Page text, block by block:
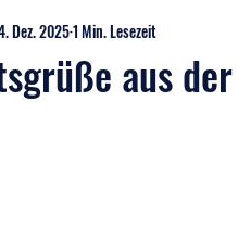
aus
Dez. 20251 Min. Lesezeit